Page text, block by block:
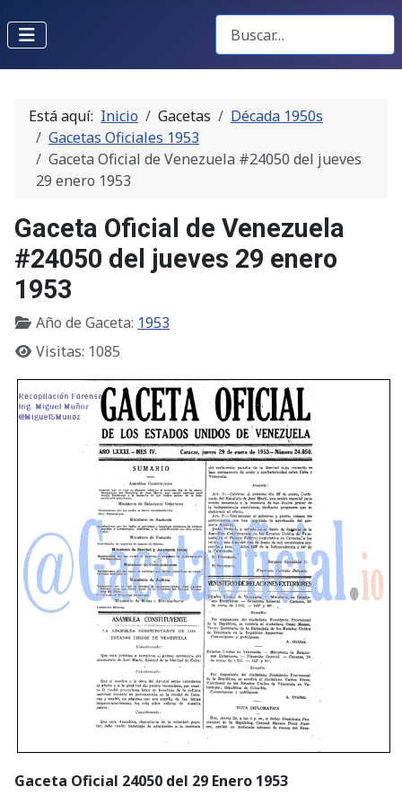
Buscar Gacetas
Está aquí: Inicio Gacetas
Década 1950s
Gacetas Oficiales 1953
Gaceta Oficial de Venezuela #24050 del jueves
29 enero 1953
Gaceta Oficial de Venezuela
#24050 del jueves 29 enero
1953
Año de Gaceta: 1953
Visitas: 1085
Gaceta Oficial 24050 del 29 Enero 1953